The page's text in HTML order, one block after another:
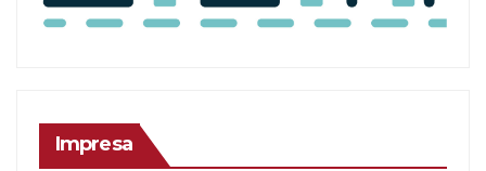
Impresa